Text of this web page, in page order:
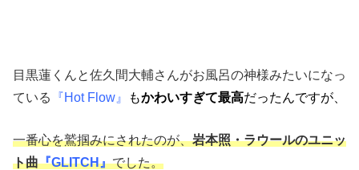
目黒蓮くんと佐久間大輔さんがお風呂の神様みたいになっ
ている
『Hot Flow』 もかわいすぎて最高だったんですが、
一番心を鷲掴みにされたのが、岩本照・ラウールのユニッ
ト曲『GLITCH』でした。